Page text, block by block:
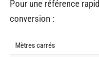
Pour une référence
conversion :
Mètres carrés